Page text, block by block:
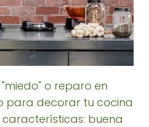
o reparo en
para decorar tu cocina
buena